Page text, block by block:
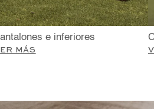
e inferiores
MÁS